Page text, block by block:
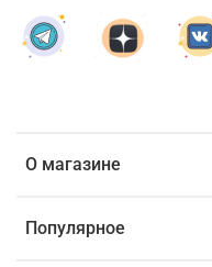
О магазине
Популярное